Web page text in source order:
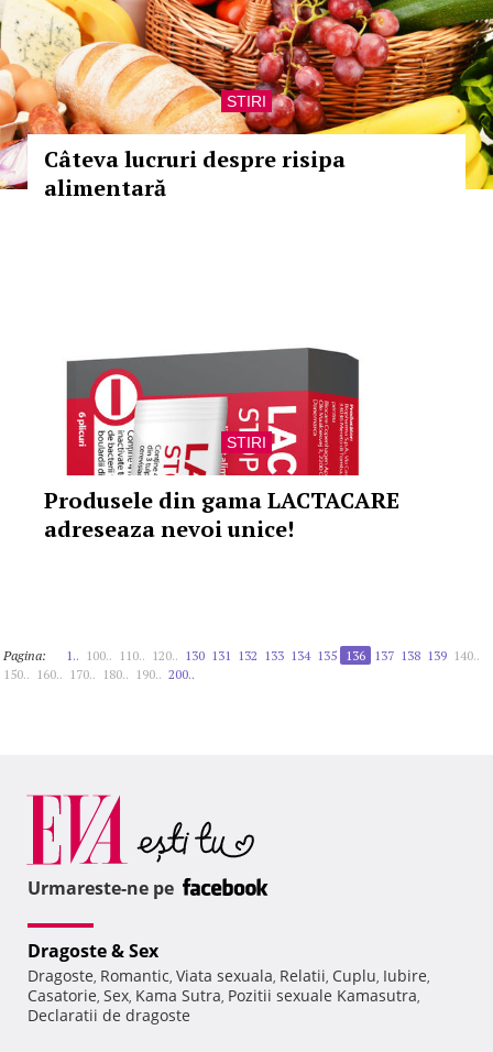
STIRI
Câteva lucruri despre risipa
alimentară
STIRI
Produsele din gama LACTACARE
adreseaza nevoi unice!
Pagina: 1.. 100.. 110.. 120.. 130 131 132 133 134 135 136 137 138 139 140..
150.. 160.. 170.. 180.. 190.. 200..
Urmareste-ne pe
Dragoste & Sex
Dragoste, Romantic, Viata sexuala, Relatii, Cuplu, Iubire,
Casatorie, Sex, Kama Sutra, Pozitii sexuale Kamasutra,
Declaratii de dragoste